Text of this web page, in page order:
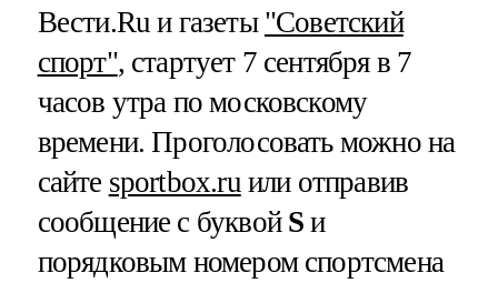
Вести.Ru и газеты "Советский
спорт", стартует 7 сентября в 7
часов утра по московскому
времени. Проголосовать можно на
сайте sportbox.ru или отправив
сообщение с буквой S и
порядковым номером спортсмена